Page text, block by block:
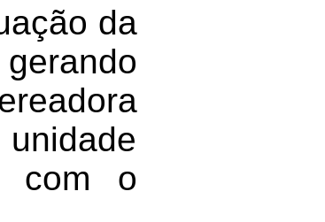
da
com o